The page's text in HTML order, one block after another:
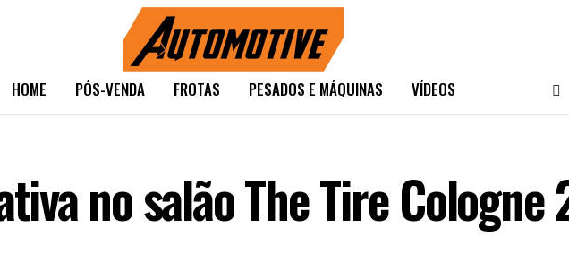
HOME PÓS-VENDA FROTAS PESADOS E MÁQUINAS VÍDEOS
no salão The Tire Cologne